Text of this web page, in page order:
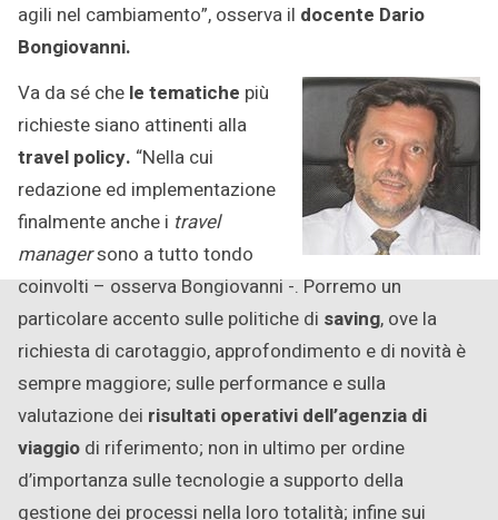
agili nel cambiamento”, osserva il docente Dario
Bongiovanni.
Va da sé che le tematiche più
richieste siano attinenti alla
travel policy. “Nella cui
redazione ed implementazione
finalmente anche i travel
managersono a tutto tondo
coinvolti – osserva Bongiovanni -. Porremo un
particolare accento sulle politiche di saving, ove la
richiesta di carotaggio, approfondimento e di novità è
sempre maggiore; sulle performance e sulla
valutazione dei risultati operativi dell’agenzia di
viaggio di riferimento; non in ultimo per ordine
d’importanza sulle tecnologie a supporto della
gestione dei processi nella loro totalità; infine sui